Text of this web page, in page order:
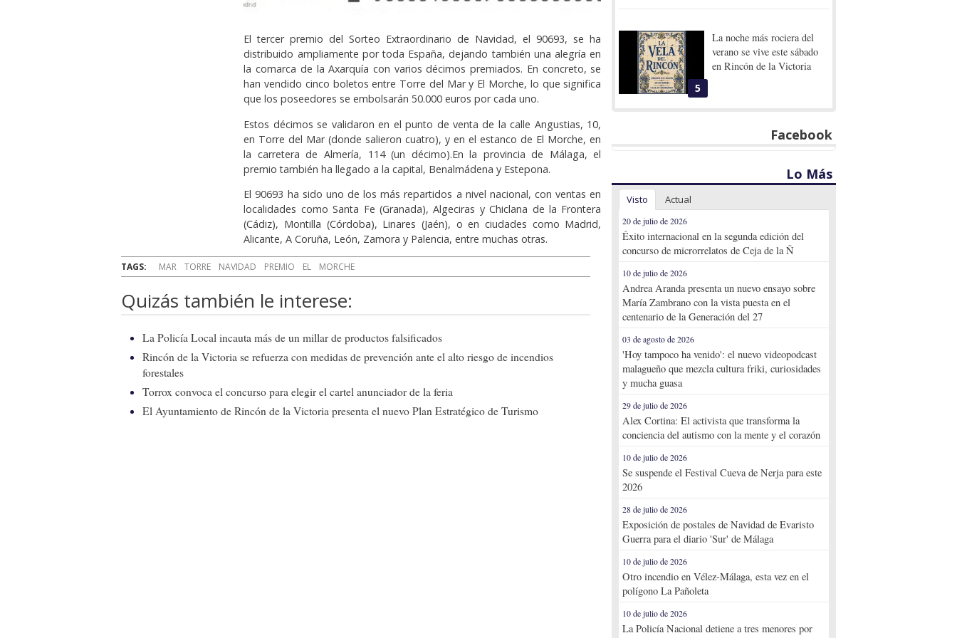
El tercer premio del Sorteo Extraordinario de Navidad, el 90693, se ha
distribuido ampliamente por toda España, dejando también una alegría en
la comarca de la Axarquía con varios décimos premiados. En concreto, se
han vendido cinco boletos entre Torre del Mar y El Morche, lo que significa
que los poseedores se embolsarán 50.000 euros por cada uno.
Estos décimos se validaron en el punto de venta de la calle Angustias, 10,
en Torre del Mar (donde salieron cuatro), y en el estanco de El Morche, en
la carretera de Almería, 114 (un décimo).En la provincia de Málaga, el
premio también ha llegado a la capital, Benalmádena y Estepona.
El 90693 ha sido uno de los más repartidos a nivel nacional, con ventas en
localidades como Santa Fe (Granada), Algeciras y Chiclana de la Frontera
(Cádiz), Montilla (Córdoba), Linares (Jaén), o en ciudades como Madrid,
Alicante, A Coruña, León, Zamora y Palencia, entre muchas otras.
TAGS: MAR TORRE NAVIDAD PREMIO EL MORCHE
Quizás también le interese:
La Policía Local incauta más de un millar de productos falsificados
Rincón de la Victoria se refuerza con medidas de prevención ante el alto riesgo de incendios
forestales
Torrox convoca el concurso para elegir el cartel anunciador de la feria
El Ayuntamiento de Rincón de la Victoria presenta el nuevo Plan Estratégico de Turismo
5
La noche más rociera del
verano se vive este sábado
en Rincón de la Victoria
Facebook
Lo Más
Visto Actual
20 de julio de 2026
Éxito internacional en la segunda edición del
concurso de microrrelatos de Ceja de la Ñ
10 de julio de 2026
Andrea Aranda presenta un nuevo ensayo sobre
María Zambrano con la vista puesta en el
centenario de la Generación del 27
03 de agosto de 2026
'Hoy tampoco ha venido': el nuevo videopodcast
malagueño que mezcla cultura friki, curiosidades
y mucha guasa
29 de julio de 2026
Alex Cortina: El activista que transforma la
conciencia del autismo con la mente y el corazón
10 de julio de 2026
Se suspende el Festival Cueva de Nerja para este
2026
28 de julio de 2026
Exposición de postales de Navidad de Evaristo
Guerra para el diario 'Sur' de Málaga
10 de julio de 2026
Otro incendio en Vélez-Málaga, esta vez en el
polígono La Pañoleta
10 de julio de 2026
La Policía Nacional detiene a tres menores por